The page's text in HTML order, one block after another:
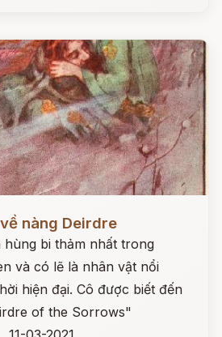
nàng Deirdre
hùng bi thảm nhất trong
và có lẽ là nhân vật nổi
hiện đại. Cô được biết đến
of the Sorrows"